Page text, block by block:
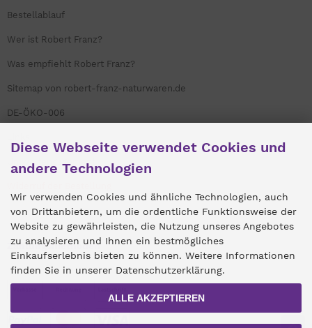
Bestellablauf
Wer ist Robert Franz?
Was empfiehlt Robert Franz?
Sitemap von robert-franz-naturwaren.de
DE-ÖKO-006
Umweltengagement
Zahlungsmethoden
Diese Webseite verwendet Cookies und
andere Technologien
Wir verwenden Cookies und ähnliche Technologien, auch
von Drittanbietern, um die ordentliche Funktionsweise der
Website zu gewährleisten, die Nutzung unseres Angebotes
zu analysieren und Ihnen ein bestmögliches
Einkaufserlebnis bieten zu können. Weitere Informationen
finden Sie in unserer Datenschutzerklärung.
ALLE AKZEPTIEREN